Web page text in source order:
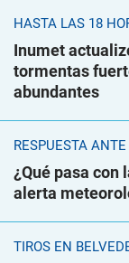
HASTA LAS 18
Inumet
tormentas
abundantes
RESPUESTA
¿Qué pasa con
alerta
TIROS EN